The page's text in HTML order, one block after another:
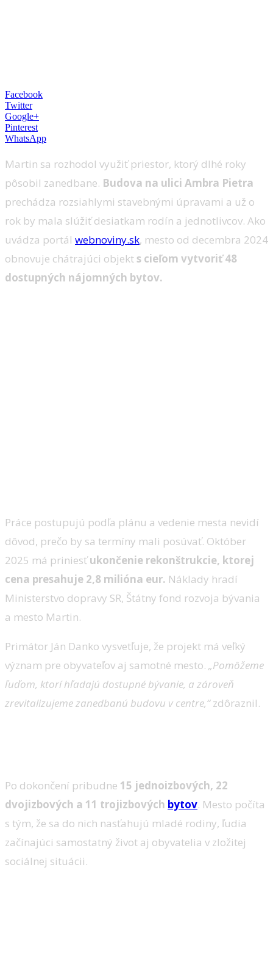
Facebook
Twitter
Google+
Pinterest
WhatsApp
Martin sa rozhodol využiť priestor, ktorý dlhé roky
pôsobil zanedbane. Budova na ulici Ambra Pietra
prechádza rozsiahlymi stavebnými úpravami a už o
rok by mala slúžiť desiatkam rodín a jednotlivcov. Ako
uvádza portál webnoviny.sk, mesto od decembra 2024
obnovuje chátrajúci objekts cieľom vytvoriť 48
dostupných nájomných bytov.
Práce postupujú podľa plánu a vedenie mesta nevidí
dôvod, prečo by sa termíny mali posúvať. Október
2025 má priniesťukončenie rekonštrukcie, ktorej
cena presahuje 2,8 milióna eur. Náklady hradí
Ministerstvo dopravy SR, Štátny fond rozvoja bývania
a mesto Martin.
Primátor Ján Danko vysvetľuje, že projekt má veľký
význam pre obyvateľov aj samotné mesto. „Pomôžeme
ľuďom, ktorí hľadajú dostupné bývanie, a zároveň
zrevitalizujeme zanedbanú budovu v centre,“zdôraznil.
Po dokončení pribudne 15 jednoizbových, 22
dvojizbových a 11 trojizbových bytov. Mesto počíta
s tým, že sa do nich nasťahujú mladé rodiny, ľudia
začínajúci samostatný život aj obyvatelia v zložitej
sociálnej situácii.